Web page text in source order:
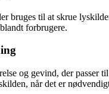
bruges til at skrue
forbrugere.
og gevind, der
når det er